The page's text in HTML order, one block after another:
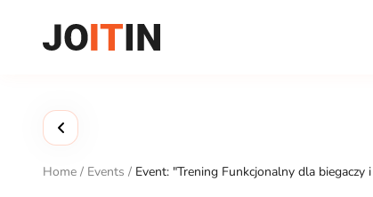
content
Home / Events / Event: "Trening Funkcjonalny dla biegaczy